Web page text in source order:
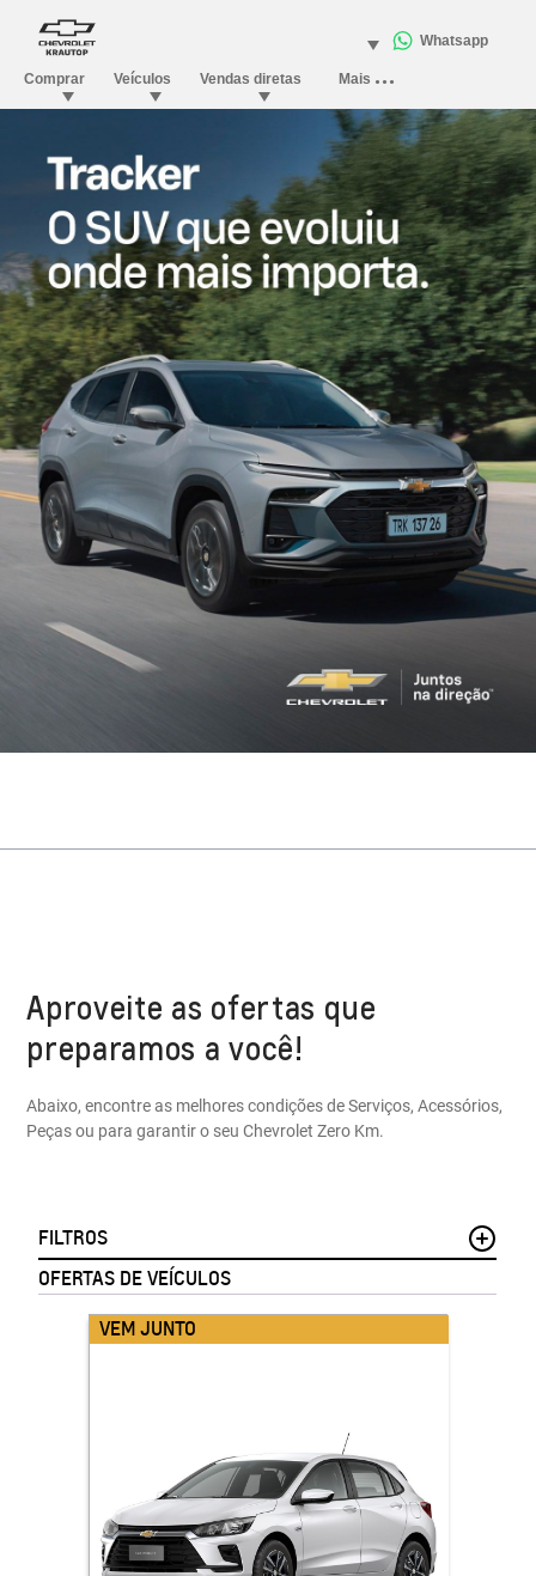
Aproveite as ofertas que
preparamos a você!
Abaixo, encontre as melhores condições de Serviços, Acessórios,
Peças ou para garantir o seu Chevrolet Zero Km.